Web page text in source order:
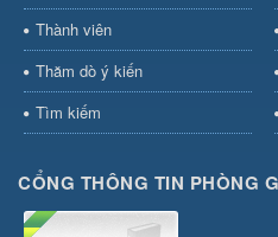
Thành viên
Thăm dò ý kiến
Tìm kiếm
CỔNG THÔNG TIN PHÒNG